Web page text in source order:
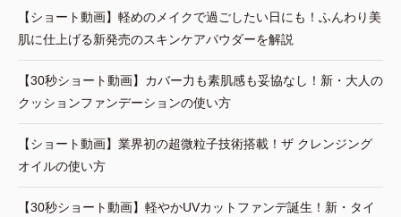
【ショート動画】軽めのメイクで過ごしたい日にも！ふんわり美
肌に仕上げる新発売のスキンケアパウダーを解説
【30秒ショート動画】カバー力も素肌感も妥協なし！新・大人の
クッションファンデーションの使い方
【ショート動画】業界初の超微粒子技術搭載！ザ クレンジング
オイルの使い方
【30秒ショート動画】軽やかUVカットファンデ誕生！新・タイ